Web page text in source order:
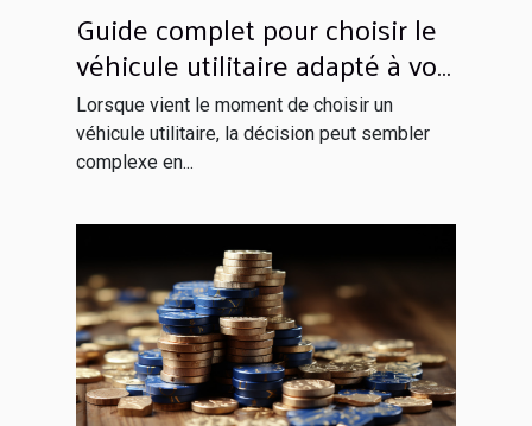
Guide complet pour choisir le
véhicule utilitaire adapté à vos
besoins
Lorsque vient le moment de choisir un
véhicule utilitaire, la décision peut sembler
complexe en...